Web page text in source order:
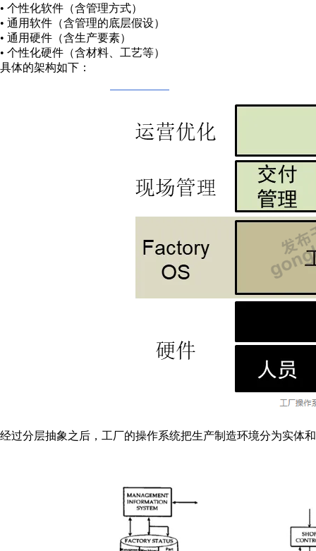
• 个性化软件（含管理方式）
• 通用软件（含管理的底层假设）
• 通用硬件（含生产要素）
• 个性化硬件（含材料、工艺等）
具体的架构如下：
经过分层抽象之后，工厂的操作系统把生产制造环境分为实体